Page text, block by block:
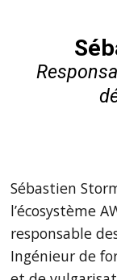
Sébastien
l’écosystème
responsable
Ingénieur de